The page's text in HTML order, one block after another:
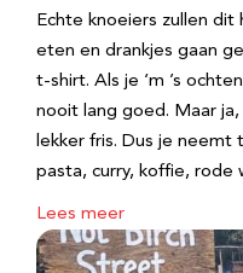
Echte knoeiers zullen
eten en drankjes gaan
t-shirt. Als je ‘m ’s
nooit lang goed. Maar
lekker fris. Dus je neemt
pasta, curry, koffie, rode
Lees meer